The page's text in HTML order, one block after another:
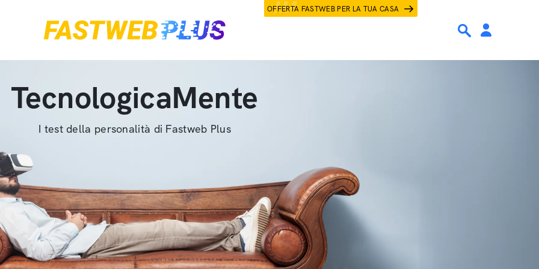
OFFERTA FASTWEB PER LA TUA CASA
TecnologicaMente
I test della personalità di Fastweb Plus